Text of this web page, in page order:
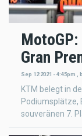
Gran
Sep 12 2021 - 4:45pm
KTM belegt in
Podiumsplätze,
souveränen 7.